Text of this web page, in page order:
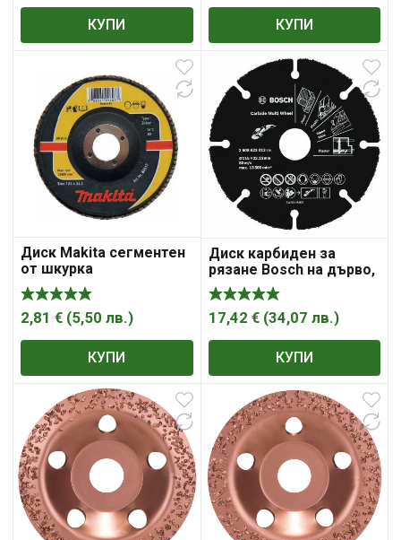
КУПИ КУПИ
Диск Makita сегментен
от шкурка
2,81 € (5,50 лв.)
КУПИ
Диск карбиден за
рязане Bosch на дърво,
пластмаса, цветни
метали 115 мм, 22.23
мм, 1 мм, Carbide Multi
17,42 € (34,07 лв.)
КУПИ